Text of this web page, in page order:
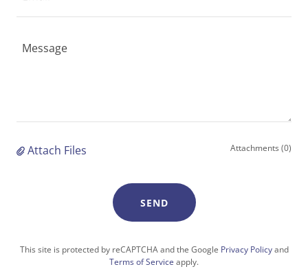
Attach Files Attachments (0)
SEND
This site is protected by reCAPTCHA and the Google Privacy Policyand
Terms of Service apply.